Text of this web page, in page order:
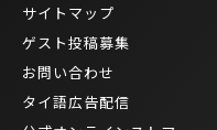
サイトマップ
ゲスト投稿募集
お問い合わせ
タイ語広告配信